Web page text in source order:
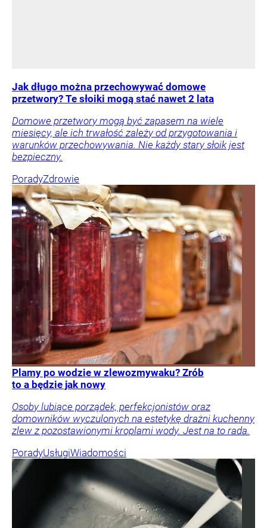
Jak długo można przechowywać domowe
przetwory? Te słoiki mogą stać nawet 2 lata
Domowe przetwory mogą być zapasem na wiele
miesięcy, ale ich trwałość zależy od przygotowania i
warunków przechowywania. Nie każdy stary słoik jest
bezpieczny.
PoradyZdrowie
Plamy po wodzie w zlewozmywaku? Zrób
to a będzie jak nowy
Osoby lubiące porządek, perfekcjonistów oraz
domowników wyczulonych na estetykę drażni kuchenny
zlew z pozostawionymi kroplami wody. Jest na to rada.
PoradyUsługiWiadomości